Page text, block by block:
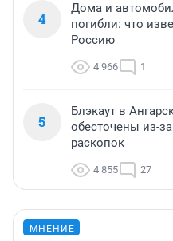
4
Дома и
погибли: что
Россию
4 966 1
5
Блэкаут в
обесточены из-
раскопок
4 855 27
МНЕНИЕ